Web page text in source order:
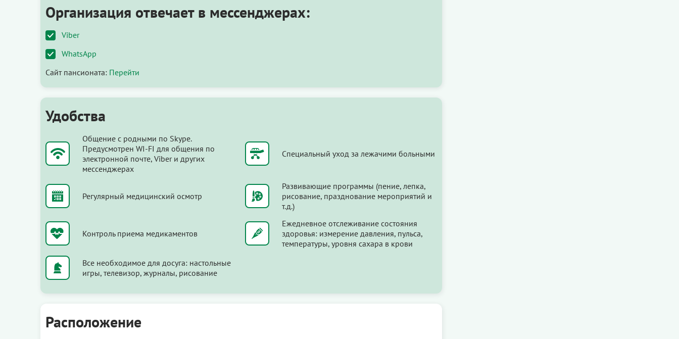
Организация отвечает в мессенджерах:
Viber
WhatsApp
Сайт пансионата: Перейти
Удобства
Общение с родными по Skype.
Предусмотрен WI-FI для общения по
электронной почте, Viber и других
мессенджерах
Специальный уход за лежачими больными
Регулярный медицинский осмотр
Развивающие программы (пение, лепка,
рисование, празднование мероприятий и
т.д.)
Контроль приема медикаментов
Ежедневное отслеживание состояния
здоровья: измерение давления, пульса,
температуры, уровня сахара в крови
Все необходимое для досуга: настольные
игры, телевизор, журналы, рисование
Расположение